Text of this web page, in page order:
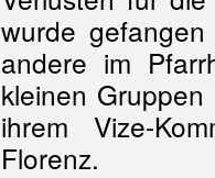
wurde
andere im
kleinen
ihrem Vize-
Florenz.